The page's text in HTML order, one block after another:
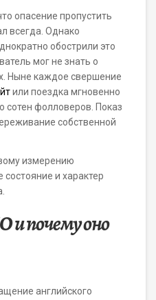
опасение пропустить
всегда. Однако
обострили это
мог не знать о
Ныне каждое свершение
или поездка мгновенно
сотен фолловеров. Показ
собственной
измерению
и характер
и почему оно
английского